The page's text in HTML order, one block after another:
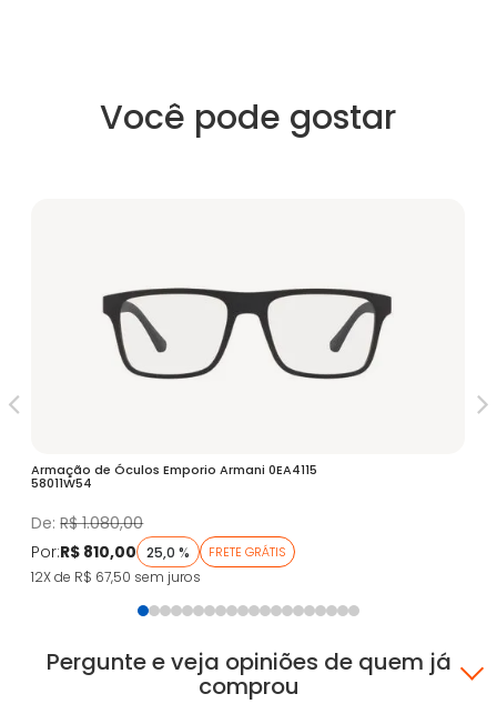
Você pode gostar
Armação de Óculos Emporio Armani 0EA4115
58011W54
De:R$ 1.080,00
Por:R$ 810,00 25,0 % FRETE GRÁTIS
12X de R$ 67,50 sem juros
Pergunte e veja opiniões de quem já
comprou